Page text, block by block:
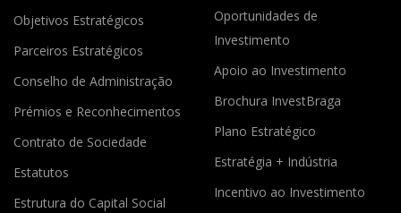
Objetivos Estratégicos
Parceiros Estratégicos
Conselho de Administração
Prémios e Reconhecimentos
Contrato de Sociedade
Estatutos
Estrutura do Capital Social
Oportunidades de
Investimento
Apoio ao Investimento
Brochura InvestBraga
Plano Estratégico
Estratégia + Indústria
Incentivo ao Investimento